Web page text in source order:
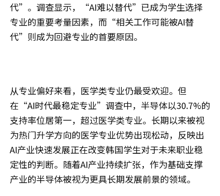
代”。调查显示，“AI难以替代”已成为学生选择
专业的重要考量因素，而“相关工作可能被AI替
代”则成为回避专业的首要原因。
从专业偏好来看，医学类专业仍最受欢迎。但
在“AI时代最稳定专业”调查中，半导体以30.7%的
支持率位居第一，超过医学类专业。长期以来被视
为热门升学方向的医学专业优势出现松动，反映出
AI产业快速发展正在改变韩国学生对于未来职业稳
定性的判断。随着AI产业持续扩张，作为基础支撑
产业的半导体被视为更具长期发展前景的领域。